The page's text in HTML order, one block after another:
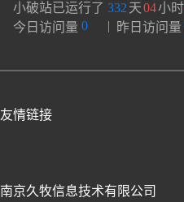
小破站已运行了 332 天04小时
今日访问量 0 | 昨日访问量
友情链接
南京久牧信息技术有限公司